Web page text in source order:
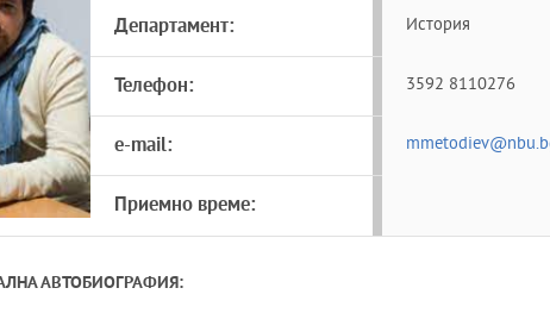
Департамент: История
Телефон: 3592 8110276
e-mail:
Приемно време:
АВТОБИОГРАФИЯ: